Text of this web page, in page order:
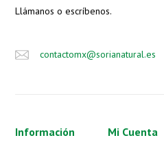
Llámanos o escríbenos.
contactomx@sorianatural.es
Información Mi Cuenta